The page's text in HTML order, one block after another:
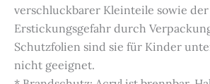
verschluckbarer Kleinteile sowie der
Erstickungsgefahr durch
Schutzfolien sind sie für Kinder
nicht geeignet.